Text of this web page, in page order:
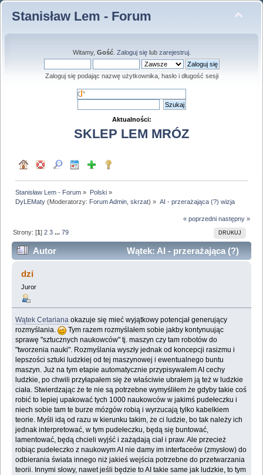
Stanisław Lem - Forum
Witamy, Gość. Zaloguj sięlub zarejestruj.
Zaloguj się podając nazwę użytkownika, hasło i długość sesji
Aktualności:
SKLEP LEM MRÓZ
Stanisław Lem - Forum » Polski»
DyLEMaty (Moderatorzy: Forum Admin ,skrzat) » AI - przerażająca (?) wizja
« poprzedni następny »
DRUKUJ
Strony: [1]2 3 ...79
Autor
Wątek: AI - przerażająca (?)
wizja (Przeczytany 1576446 razy)
dzi
Juror
Wątek Cetariana okazuje się mieć wyjątkowy potencjał generujący
rozmyślania.
Tym razem rozmyślałem sobie jakby kontynuując
sprawę "sztucznych naukowców" tj. maszyn czy tam robotów do
"tworzenia nauki". Rozmyślania wyszły jednak od koncepcji rasizmu i
lepszości sztuki ludzkiej od tej maszynowej i ewentualnego buntu
maszyn. Już na tym etapie automatycznie przypisywałem AI cechy
ludzkie, po chwili przyłapałem się że właściwie ubrałem ją też w ludzkie
ciała. Stwierdzając że te nie są potrzebne wymyśliłem że gdyby takie coś
robić to lepiej upakować tych 1000 naukowców w jakimś pudełeczku i
niech sobie tam te burze mózgów robią i wyrzucają tylko kabelkiem
teorie. Myśli idą od razu w kierunku takim, że ci ludzie, bo tak należy ich
jednak interpretować, w tym pudełeczku, będą się buntować,
lamentować, będą chcieli wyjść i zażądają ciał i praw. Ale przecież
robiąc pudełeczko z naukowym AI nie damy im interfaceów (zmysłow) do
odbierania świata innego niż jakieś wejścia potrzebne do przetwarzania
teorii. Innymi słowy, nawet jeśli będzie to AI takie same jak ludzkie, to tym